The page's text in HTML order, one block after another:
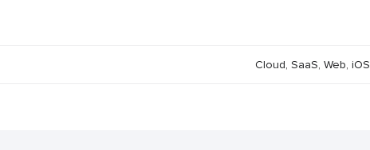
Cloud, SaaS, Web, iOS